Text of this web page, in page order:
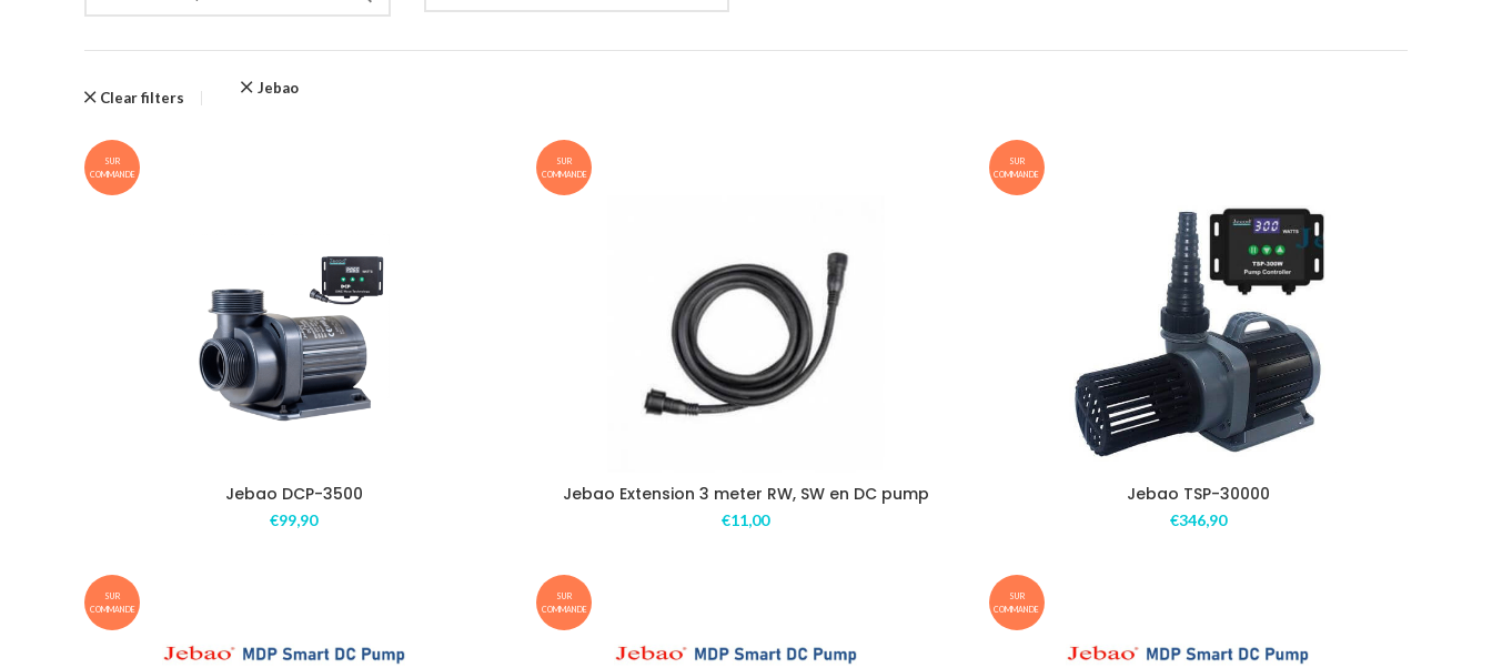
Clear filters
Jebao
SUR
COMMANDE
Jebao DCP-3500
€99,90
SUR
COMMANDE
Jebao Extension 3 meter RW, SW en DC pump
€11,00
SUR
COMMANDE
Jebao TSP-30000
€346,90
SUR
COMMANDE
SUR
COMMANDE
SUR
COMMANDE